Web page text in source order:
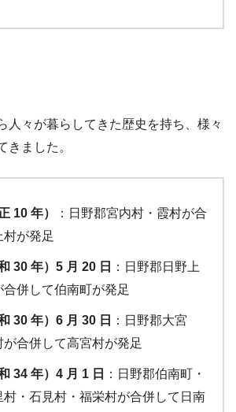
人々が暮らしてきた歴史を持ち、様々
きました。
10 年）
：日野郡宮内村・霞村が合
が発足
30 年）5 月 20 日
：日野郡日野上
併して伯南町が発足
30 年）6 月 30 日
：日野郡大宮
合併して高宮村が発足
34 年）4 月 1 日
：日野郡伯南町・
村・石見村・福栄村が合併して日南